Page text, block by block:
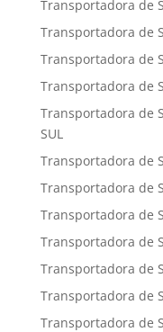
Transportadora de
Transportadora de
Transportadora de
Transportadora de
Transportadora de
SUL
Transportadora de
Transportadora de
Transportadora de
Transportadora de
Transportadora de
Transportadora de
Transportadora de